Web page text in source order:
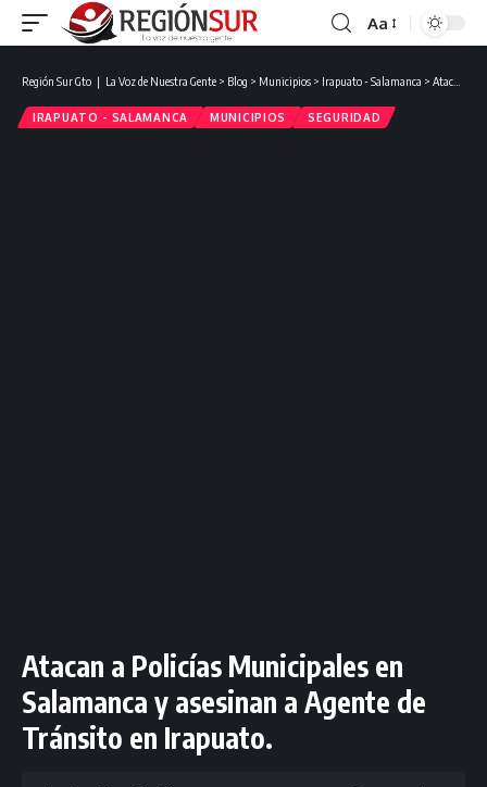
Aa
Región Sur Gto ❘ La Voz de Nuestra Gente > Blog > Municipios > Irapuato - Salamanca > Atacan a Policías Municipales en Salamanca y asesinan a Agente de Tránsito en Irapuato.
IRAPUATO - SALAMANCA MUNICIPIOS SEGURIDAD
Atacan a Policías Municipales en
Salamanca y asesinan a Agente de
Tránsito en Irapuato.